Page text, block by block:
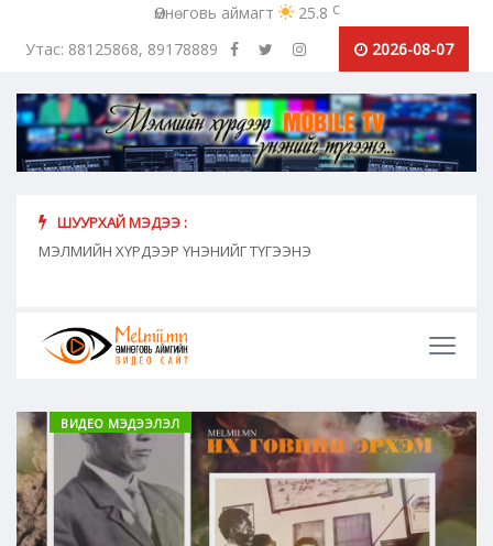
Өмнөговь аймагт 25.8 c
Утас: 88125868, 89178889
2026-08-07
ШУУРХАЙ МЭДЭЭ :
МЭЛМИЙН ХҮРДЭЭР ҮНЭНИЙГ ТҮГЭЭНЭ
ВИДЕО МЭДЭЭЛЭЛ